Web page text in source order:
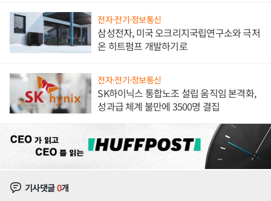
전자·전기·정보통신
삼성전자, 미국 오크리지국립연구소와 극저
온 히트펌프 개발하기로
전자·전기·정보통신
SK하이닉스 통합노조 설립 움직임 본격화,
성과급 체계 불만에 3500명 결집
기사댓글0개